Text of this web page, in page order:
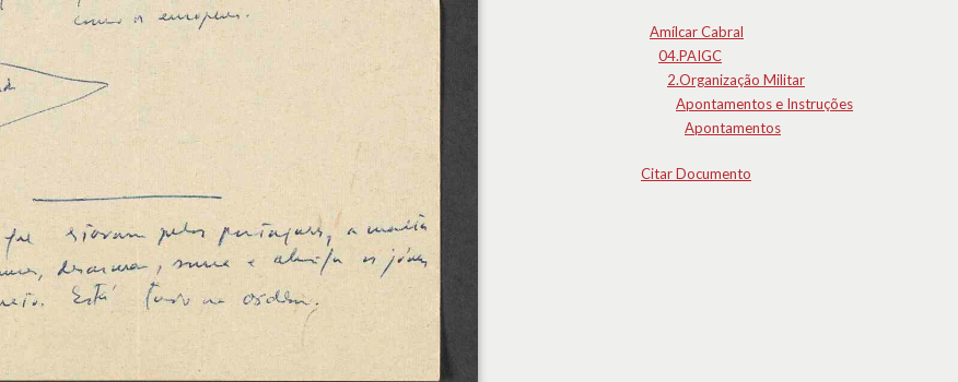
Amílcar Cabral
04.PAIGC
2.Organização Militar
Apontamentos e Instruções
Apontamentos
Citar Documento